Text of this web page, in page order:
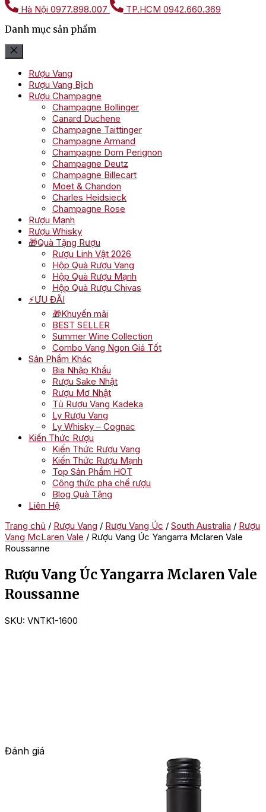
Hà Nội 0977.898.007 TP.HCM 0942.660.369
Danh mục sản phẩm
Rượu Vang
Rượu Vang Bịch
Rượu Champagne
Champagne Bollinger
Canard Duchene
Champagne Taittinger
Champagne Armand
Champagne Dom Perignon
Champagne Deutz
Champagne Billecart
Moet & Chandon
Charles Heidsieck
Champagne Rose
Rượu Mạnh
Rượu Whisky
🎁Quà Tặng Rượu
Rượu Linh Vật 2026
Hộp Quà Rượu Vang
Hộp Quà Rượu Mạnh
Hộp Quà Rượu Chivas
⚡ƯU ĐÃI
🎁Khuyến mãi
BEST SELLER
Summer Wine Collection
Combo Vang Ngon Giá Tốt
Sản Phẩm Khác
Bia Nhập Khẩu
Rượu Sake Nhật
Rượu Mơ Nhật
Tủ Rượu Vang Kadeka
Ly Rượu Vang
Ly Whisky – Cognac
Kiến Thức Rượu
Kiến Thức Rượu Vang
Kiến Thức Rượu Mạnh
Top Sản Phẩm HOT
Công thức pha chế rượu
Blog Quà Tặng
Liên Hệ
Trang chủ / Rượu Vang / Rượu Vang Úc / South Australia / Rượu
Vang McLaren Vale / Rượu Vang Úc Yangarra Mclaren Vale
Roussanne
Rượu Vang Úc Yangarra Mclaren Vale
Roussanne
SKU: VNTK1-1600
Đánh giá